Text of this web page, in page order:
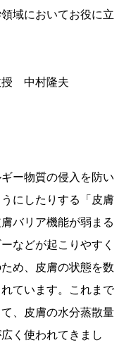
域においてお役に立
授 中村隆夫
ー物質の侵入を防い
にしたりする「皮膚
バリア機能が弱まる
などが起こりやすく
め、皮膚の状態を数
ています。これまで
、皮膚の水分蒸散量
く使われてきまし